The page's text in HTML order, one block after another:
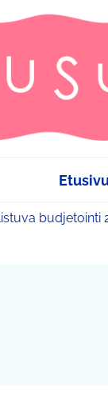
budjetointi